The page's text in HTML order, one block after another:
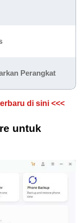
Perangkat
di sini <<<
untuk